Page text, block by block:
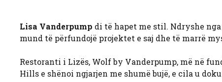
Lisa Vanderpump di të hapet me stil. Ndryshe
mund të përfundojë projektet e saj dhe të marrë
Restoranti i Lizës, Wolf by Vanderpump, më në
Hills e shënoi ngjarjen me shumë bujë, e cila u